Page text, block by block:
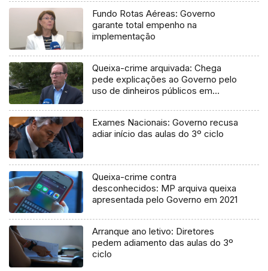
Fundo Rotas Aéreas: Governo
garante total empenho na
implementação
Queixa-crime arquivada: Chega
pede explicações ao Governo pelo
uso de dinheiros públicos em
Exames Nacionais: Governo recusa
adiar início das aulas do 3º ciclo
Queixa-crime contra
desconhecidos: MP arquiva queixa
apresentada pelo Governo em 2021
Arranque ano letivo: Diretores
pedem adiamento das aulas do 3º
ciclo